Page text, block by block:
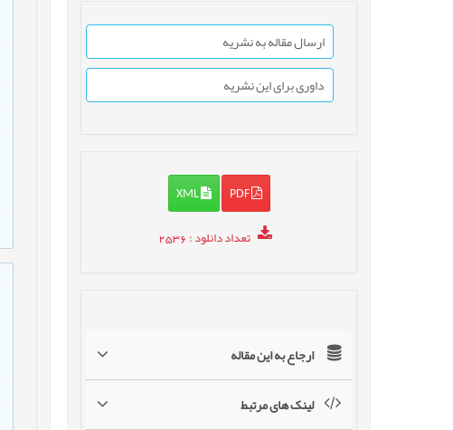
ارسال مقاله به نشریه
داوری برای این نشریه
PDF
XML
تعداد دانلود: 2536
ارجاع به این مقاله
لینک های مرتبط